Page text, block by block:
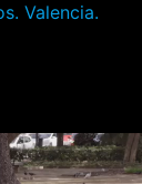
Valencia.